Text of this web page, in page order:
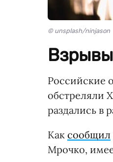
© unsplash/ninjason
Российские
обстреляли
раздались в
Как сообщил
Мрочко,